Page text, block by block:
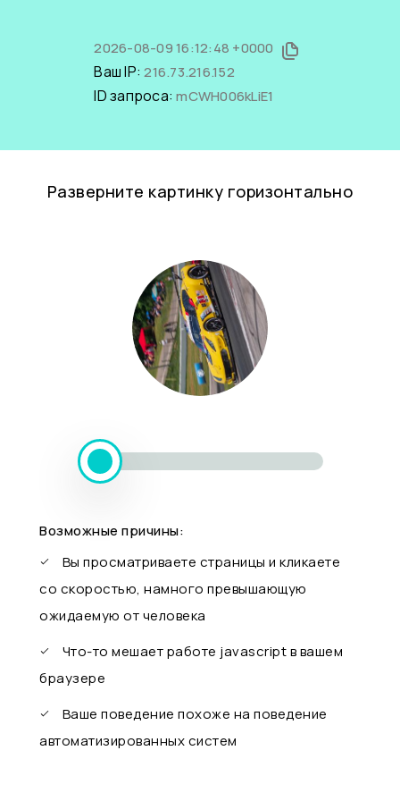
2026-08-09 16:12:48 +0000
Ваш IP:216.73.216.152
ID запроса:mCWH006kLiE1
Разверните картинку горизонтально
Возможные причины:
Вы просматриваете страницы и кликаете
со скоростью, намного превышающую
ожидаемую от человека
Что-то мешает работе javascript в вашем
браузере
Ваше поведение похоже на поведение
автоматизированных систем